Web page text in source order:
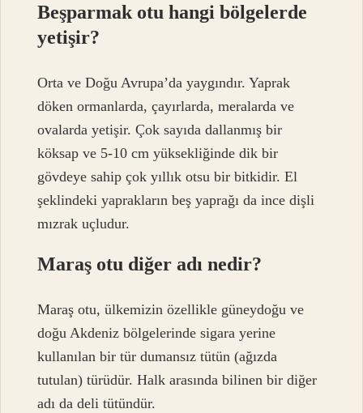
Beşparmak otu hangi bölgelerde
yetişir?
Orta ve Doğu Avrupa’da yaygındır. Yaprak
döken ormanlarda, çayırlarda, meralarda ve
ovalarda yetişir. Çok sayıda dallanmış bir
köksap ve 5-10 cm yüksekliğinde dik bir
gövdeye sahip çok yıllık otsu bir bitkidir. El
şeklindeki yaprakların beş yaprağı da ince dişli
mızrak uçludur.
Maraş otu diğer adı nedir?
Maraş otu, ülkemizin özellikle güneydoğu ve
doğu Akdeniz bölgelerinde sigara yerine
kullanılan bir tür dumansız tütün (ağızda
tutulan) türüdür. Halk arasında bilinen bir diğer
adı da deli tütündür.